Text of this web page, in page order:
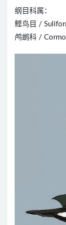
纲目科属：
鲣鸟目 /
鸬鹚科 /